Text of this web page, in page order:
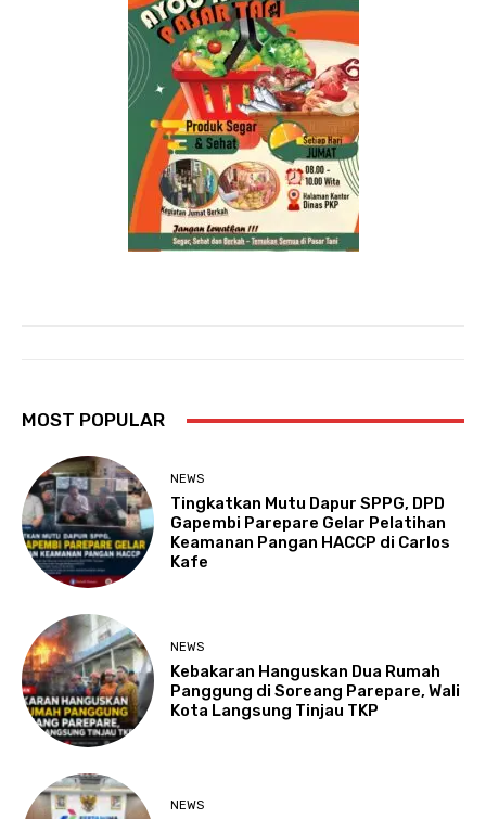
MOST POPULAR
NEWS
Tingkatkan Mutu Dapur SPPG, DPD
Gapembi Parepare Gelar Pelatihan
Keamanan Pangan HACCP di Carlos
Kafe
NEWS
Kebakaran Hanguskan Dua Rumah
Panggung di Soreang Parepare, Wali
Kota Langsung Tinjau TKP
NEWS